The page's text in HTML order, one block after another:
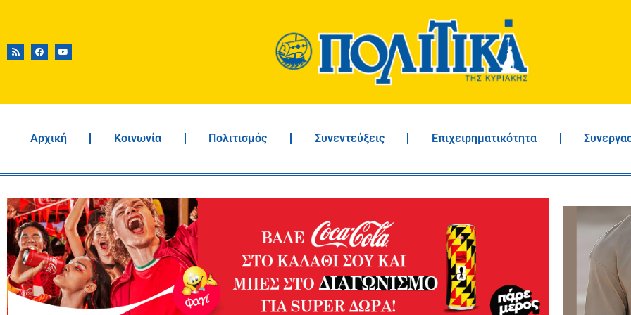
Αρχική Κοινωνία Πολιτισμός Συνεντεύξεις Επιχειρηματικότητα